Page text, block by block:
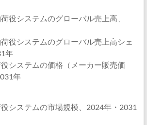
システムのグローバル売上高、
システムのグローバル売上高シェ
年
役システムの価格（メーカー販売価
年
役システムの市場規模、2024年・2031